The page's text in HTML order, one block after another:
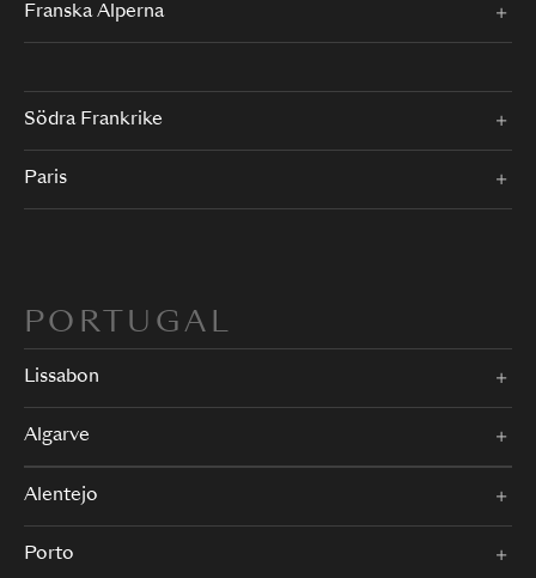
Franska Alperna
Södra Frankrike
Paris
PORTUGAL
Lissabon
Algarve
Alentejo
Porto